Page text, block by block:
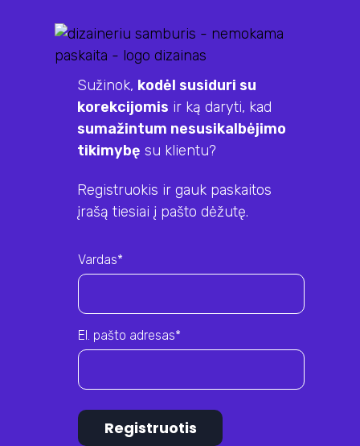
Sužinok, kodėl susiduri su
korekcijomis ir ką daryti, kad
sumažintum nesusikalbėjimo
tikimybę su klientu?
Registruokis ir gauk paskaitos
įrašą tiesiai į pašto dėžutę.
Vardas*
El. pašto adresas*
Registruotis